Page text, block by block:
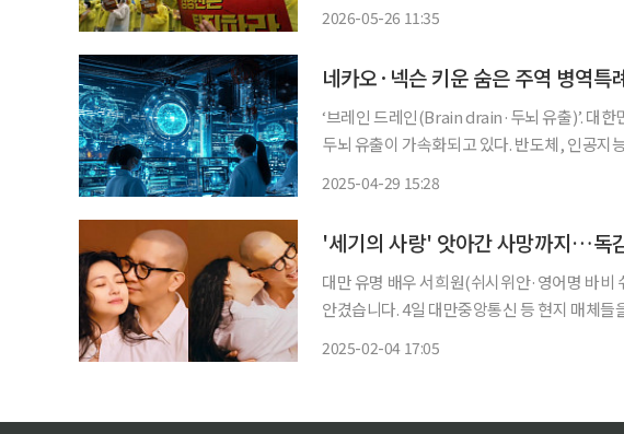
2026-05-26 11:35
‘브레인 드레인(Brain drain·두뇌 유출)’. 대
두뇌 유출이 가속화되고 있다. 반도체, 인공
2025-04-29 15:28
'세기의 사랑' 앗아간 사망까지…독
대만 유명 배우 서희원(쉬시위안·영어명 바
안겼습니다. 4일 대만중앙통신 등 현지 매체들을 종합하면 서희원은 일본 여행 중 독감으로
2025-02-04 17:05